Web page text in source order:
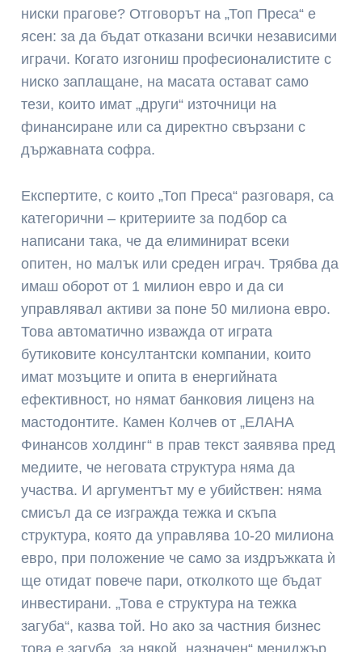
ниски прагове? Отговорът на „Топ Преса“ е
ясен: за да бъдат отказани всички независими
играчи. Когато изгониш професионалистите с
ниско заплащане, на масата остават само
тези, които имат „други“ източници на
финансиране или са директно свързани с
държавната софра.
Експертите, с които „Топ Преса“ разговаря, са
категорични – критериите за подбор са
написани така, че да елиминират всеки
опитен, но малък или среден играч. Трябва да
имаш оборот от 1 милион евро и да си
управлявал активи за поне 50 милиона евро.
Това автоматично изважда от играта
бутиковите консултантски компании, които
имат мозъците и опита в енергийната
ефективност, но нямат банковия лиценз на
мастодонтите. Камен Колчев от „ЕЛАНА
Финансов холдинг“ в прав текст заявява пред
медиите, че неговата структура няма да
участва. И аргументът му е убийствен: няма
смисъл да се изгражда тежка и скъпа
структура, която да управлява 10-20 милиона
евро, при положение че само за издръжката ѝ
ще отидат повече пари, отколкото ще бъдат
инвестирани. „Това е структура на тежка
загуба“, казва той. Но ако за частния бизнес
това е загуба, за някой „назначен“ мениджър